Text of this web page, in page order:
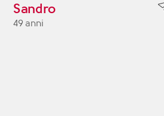
Sandro
49 anni